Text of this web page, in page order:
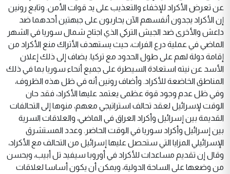
عن تعرض الأكراد للإخفاء والتعذيب على يد قوات الأمن. وتابع رونين
إن الأكراد يجدون أنفسهم الآن يحاربون على جبهتين أحدهما ضد
داعش والأخرى ضد الجيش التركي الذي اجتاح شمال سوريا في الشهر
الماضي في عملية درع الفرات، حيث يستهدف الأتراك منع الأكراد من
إقامة دولة لهم على طول الحدود مع تركيا. يضاف إلى ذلك إعلان
الأسد عن نيته استعادة السيطرة على جميع أنحاء سوريا بما في ذلك
المناطق الخاضعة للأكراد. وأضاف رونين أنه في ظل هذه الظروف،
وفي ظل عدم وجود قوة عظمى يعتمد عليها الأكراد، فقد حان
الوقت لإسرائيل لعقد تحالف استراتيجي معهم، منوها إلى التحالفات
القديمة بين إسرائيل وأكراد العراق في الماضي، والعلاقات السرية
بين إسرائيل وأكراد سوريا في الوقت الحاضر. وعدد المستشرق
الإسرائيلي المزايا التي ستحصل عليها إسرائيل من التحالف مع الأكراد،
وقال إن تقديم مساعدات للأكراد في أوروبا سيفيد تل أبيب، ويحسن
من وضعها على الساحة الدولية، ويمكن أن يكون أساسا لعلاقات